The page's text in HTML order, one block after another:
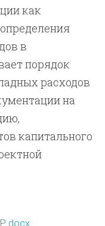
как
в
порядок
расходов
на
капитального